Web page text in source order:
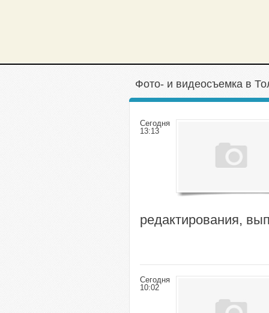
Фото- и видеосъемка в
Сегодня
13:13
редактирования,
Сегодня
10:02